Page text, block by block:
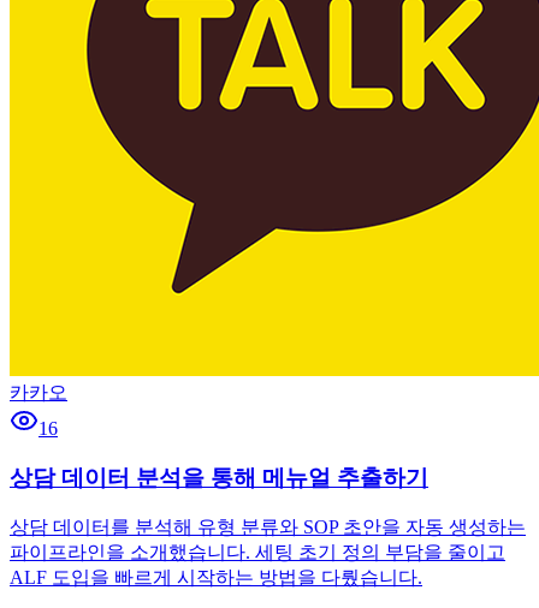
카카오
16
상담 데이터 분석을 통해 메뉴얼 추출하기
상담 데이터를 분석해 유형 분류와 SOP 초안을 자동 생성하는
파이프라인을 소개했습니다. 세팅 초기 정의 부담을 줄이고
ALF 도입을 빠르게 시작하는 방법을 다뤘습니다.